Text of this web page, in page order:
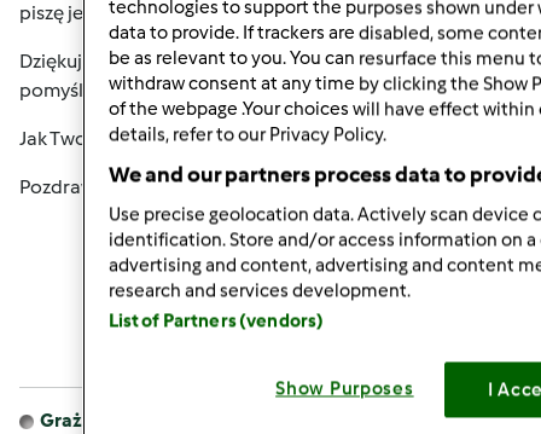
piszę jeszcze rzadziej... Cóż, życie...
Dziękuję za życzenia i Tobie również życzę wszelkiej
pomyślności w 2016 Roku.
Jak Twoja szkoła tańca? Jak córka, mąż? A Twoje zdrowie?
Pozdrawiam, Ela
Góra strony
Zalogujlub zarejestruj się
komentarze
Grażyna Kamińska Dołączył : 07.10.2011
technologies to support the purposes shown under
data to provide. If trackers are disabled, some
be as relevant to you. You can resurface this menu
withdraw consent at any time by clicking the Show
of the webpage .Your choices will have effect within
details, refer to our Privacy Policy.
We and our partners process data to
Use precise geolocation data. Actively scan device
identification. Store and/or access information on a
advertising and content, advertising and content
research and services development.
List of Partners (vendors)
Show Purposes I